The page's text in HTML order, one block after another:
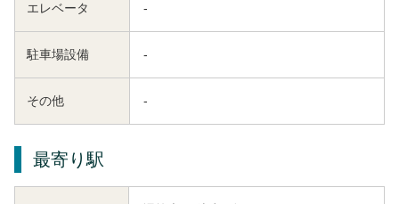
エレベータ -
駐車場設備 -
その他 -
最寄り駅